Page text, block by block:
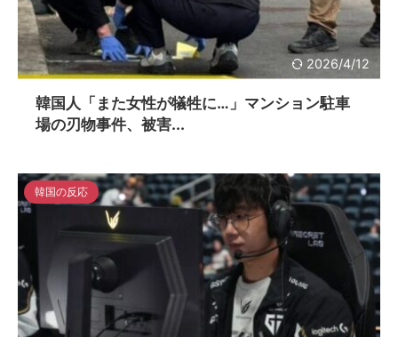
2026/4/12
韓国人「また女性が犠牲に…」マンション駐車
場の刃物事件、被害...
韓国の反応